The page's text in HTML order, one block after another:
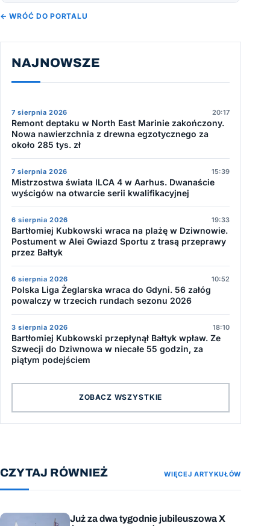
← WRÓĆ DO PORTALU
NAJNOWSZE
7 sierpnia 2026 20:17
Remont deptaku w North East Marinie zakończony.
Nowa nawierzchnia z drewna egzotycznego za
około 285 tys. zł
7 sierpnia 2026 15:39
Mistrzostwa świata ILCA 4 w Aarhus. Dwanaście
wyścigów na otwarcie serii kwalifikacyjnej
6 sierpnia 2026 19:33
Bartłomiej Kubkowski wraca na plażę w Dziwnowie.
Postument w Alei Gwiazd Sportu z trasą przeprawy
przez Bałtyk
6 sierpnia 2026 10:52
Polska Liga Żeglarska wraca do Gdyni. 56 załóg
powalczy w trzecich rundach sezonu 2026
3 sierpnia 2026 18:10
Bartłomiej Kubkowski przepłynął Bałtyk wpław. Ze
Szwecji do Dziwnowa w niecałe 55 godzin, za
piątym podejściem
ZOBACZ WSZYSTKIE
CZYTAJ RÓWNIEŻ WIĘCEJ ARTYKUŁÓW
Już za dwa tygodnie jubileuszowa X